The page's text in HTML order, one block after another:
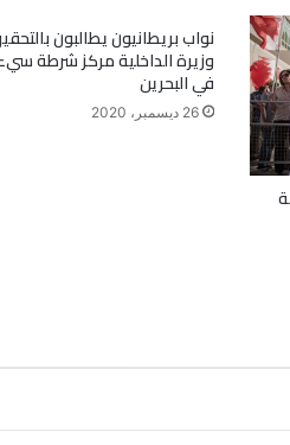
نواب بريطانيون يطالبون
وزيرة الداخلية مركز شرطة
في البحرين
26 ديسمبر، 2020